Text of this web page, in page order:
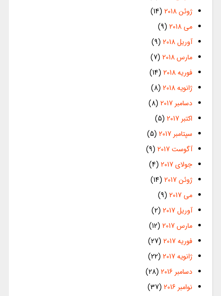
ژوئن 2018
(14)
می 2018
(9)
آوریل 2018
(9)
مارس 2018
(7)
فوریه 2018
(14)
ژانویه 2018
(8)
دسامبر 2017
(8)
اکتبر 2017
(5)
سپتامبر 2017
(5)
آگوست 2017
(9)
جولای 2017
(4)
ژوئن 2017
(14)
می 2017
(9)
آوریل 2017
(2)
مارس 2017
(12)
فوریه 2017
(27)
ژانویه 2017
(22)
دسامبر 2016
(28)
نوامبر 2016
(37)